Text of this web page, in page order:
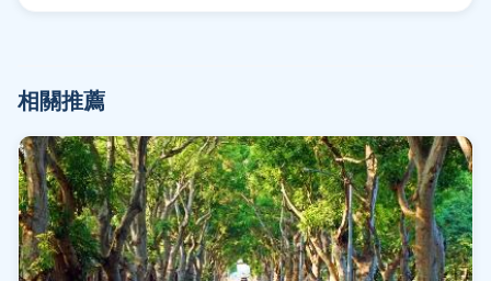
相關推薦